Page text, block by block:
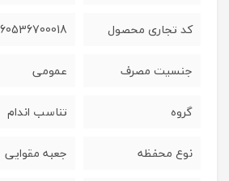
کد تجاری محصول
جنسیت مصرف عمومی
گروه تناسب اندام
نوع محفظه جعبه مقوایی